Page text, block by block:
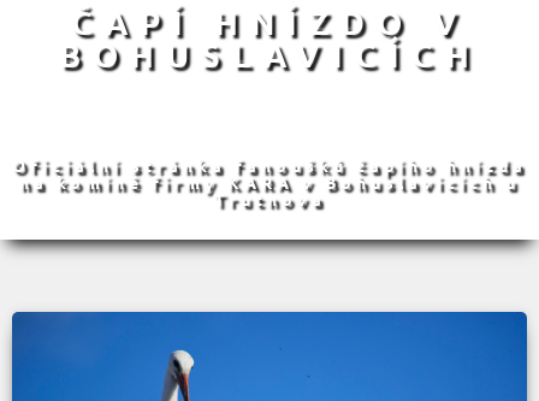
ČAPÍ HNÍZDO V
BOHUSLAVICÍCH
Oficiální stránka fanoušků čapího hnízda
na komíně firmy KARA v Bohuslavicích u
Trutnova